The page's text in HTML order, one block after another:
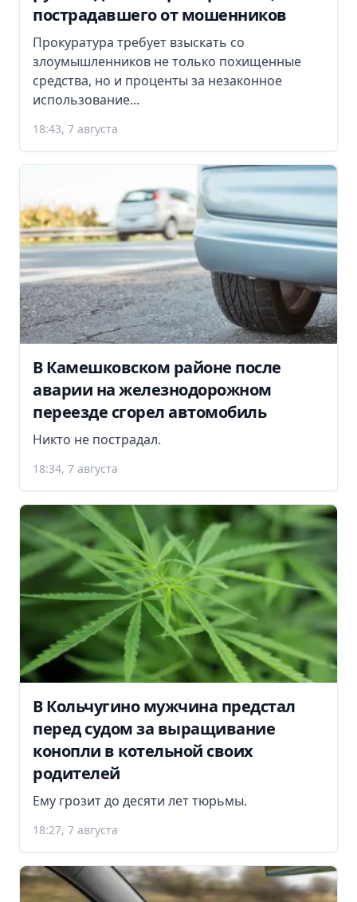
пострадавшего от мошенников
Прокуратура требует взыскать со
злоумышленников не только похищенные
средства, но и проценты за незаконное
использование...
18:43, 7 августа
В Камешковском районе после
аварии на железнодорожном
переезде сгорел автомобиль
Никто не пострадал.
18:34, 7 августа
В Кольчугино мужчина предстал
перед судом за выращивание
конопли в котельной своих
родителей
Ему грозит до десяти лет тюрьмы.
18:27, 7 августа